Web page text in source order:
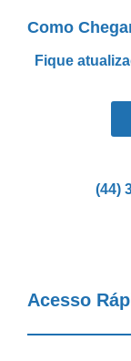
Como
Fique
(44)
Acesso